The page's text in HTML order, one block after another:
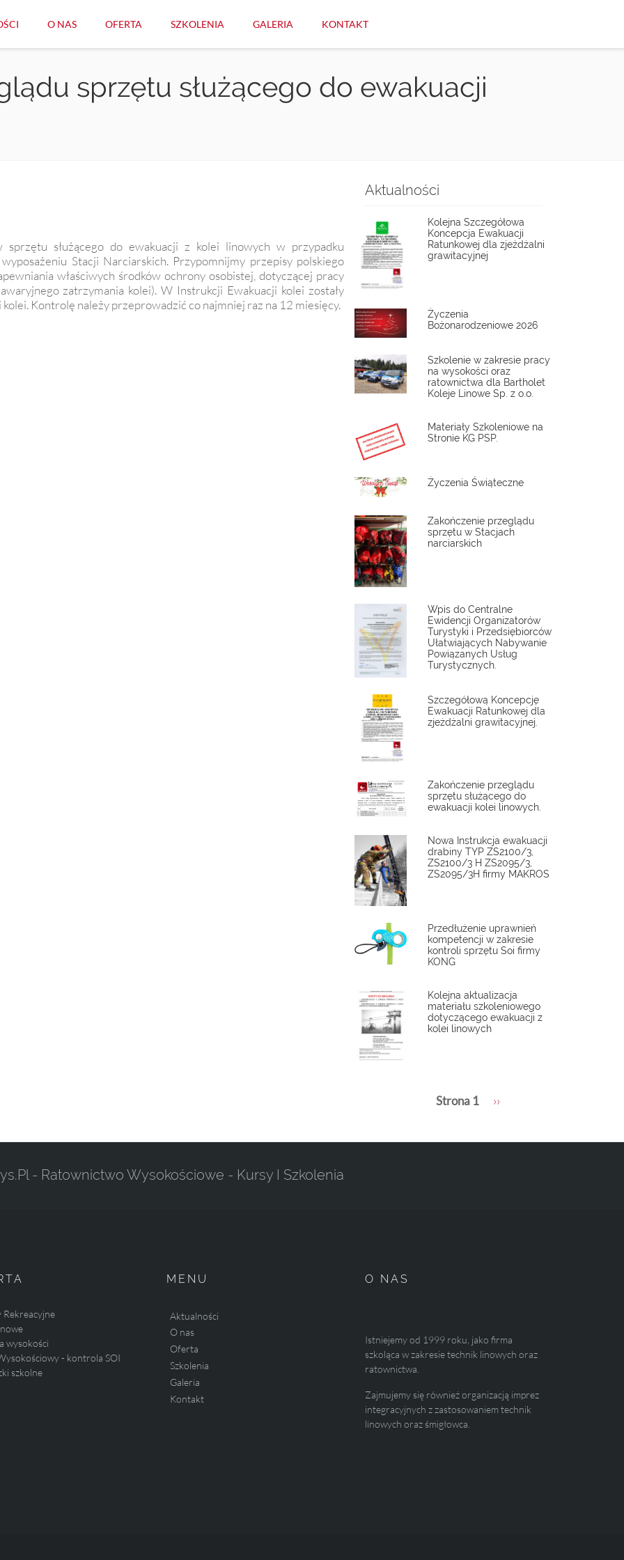
O NAS OFERTA SZKOLENIA GALERIA KONTAKT
sprzętu służącego do ewakuacji
sprzętu służącego do ewakuacji z kolei linowych w przypadku
Stacji Narciarskich. Przypomnijmy przepisy polskiego
właściwych środków ochrony osobistej, dotyczącej pracy
zatrzymania kolei). W Instrukcji Ewakuacji kolei zostały
Kontrolę należy przeprowadzić co najmniej raz na 12 miesięcy.
Aktualności
Kolejna Szczegółowa
Koncepcja Ewakuacji
Ratunkowej dla zjeżdżalni
grawitacyjnej
Życzenia
Bożonarodzeniowe 2026
Szkolenie w zakresie pracy
na wysokości oraz
ratownictwa dla Bartholet
Koleje Linowe Sp. z o.o.
Materiały Szkoleniowe na
Stronie KG PSP.
Życzenia Świąteczne
Zakończenie przeglądu
sprzętu w Stacjach
narciarskich
Wpis do Centralne
Ewidencji Organizatorów
Turystyki i Przedsiębiorców
Ułatwiających Nabywanie
Powiązanych Usług
Turystycznych.
Szczegółową Koncepcję
Ewakuacji Ratunkowej dla
zjeżdżalni grawitacyjnej.
Zakończenie przeglądu
sprzętu służącego do
ewakuacji kolei linowych.
Nowa Instrukcja ewakuacji
drabiny TYP ZS2100/3,
ZS2100/3 H ZS2095/3,
ZS2095/3H firmy MAKROS
Przedłużenie uprawnień
kompetencji w zakresie
kontroli sprzętu Soi firmy
KONG
Kolejna aktualizacja
materiału szkoleniowego
dotyczącego ewakuacji z
kolei linowych
Stronicowanie
Strona 1
Następna
››
- Ratownictwo Wysokościowe - Kursy I Szkolenia
Rekreacyjne
wysokości
- kontrola SOI
szkolne
MENU
Aktualności
O nas
Oferta
Szkolenia
Galeria
Kontakt
O NAS
Istniejemy od 1999 roku, jako firma
szkoląca w zakresie technik linowych oraz
ratownictwa.
Zajmujemy się również organizacją imprez
integracyjnych z zastosowaniem technik
linowych oraz śmigłowca.